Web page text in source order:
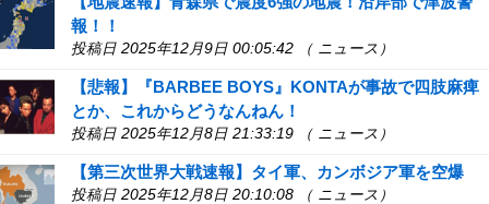
報！！
投稿日 2025年12月9日 00:05:42 （ ニュース）
【悲報】『BARBEE BOYS』KONTAが事故で四肢麻痺
とか、これからどうなんねん！
投稿日 2025年12月8日 21:33:19 （ ニュース）
【第三次世界大戦速報】タイ軍、カンボジア軍を空爆
投稿日 2025年12月8日 20:10:08 （ ニュース）